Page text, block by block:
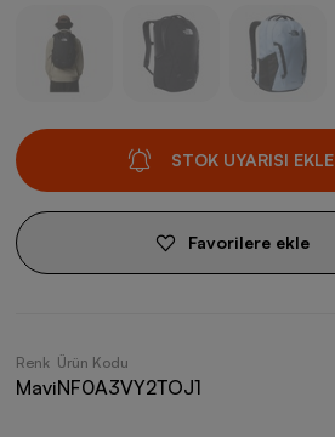
STOK UYARISI EKLE
Favorilere ekle
Renk
Mavi
Ürün Kodu
NF0A3VY2TOJ1